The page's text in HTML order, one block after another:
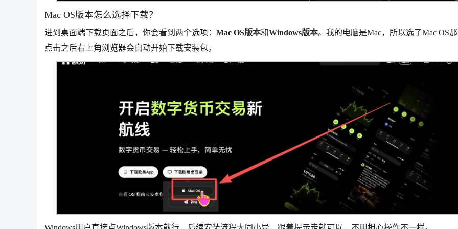
Mac OS版本怎么选择下载？
进到桌面端下载页面之后，你会看到两个选项： Mac OS版本和Windows版本。我的电脑是Mac，所以选了Mac OS
点击之后右上角浏览器会自动开始下载安装包。